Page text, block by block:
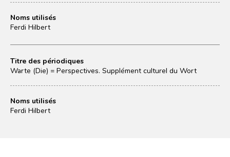
Noms utilisés
Ferdi Hilbert
Titre des périodiques
Warte (Die) = Perspectives. Supplément culturel du Wort
Noms utilisés
Ferdi Hilbert